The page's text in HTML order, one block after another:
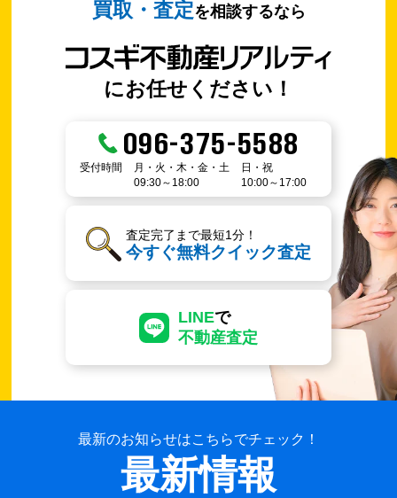
買取・査定を相談するなら
にお任せください！
096-375-5588
受付時間
月・火・木・金・土
09:30～18:00
日・祝
10:00～17:00
査定完了まで最短1分！
今すぐ無料クイック査定
LINEで
不動産査定
最新のお知らせはこちらでチェック！
最新情報